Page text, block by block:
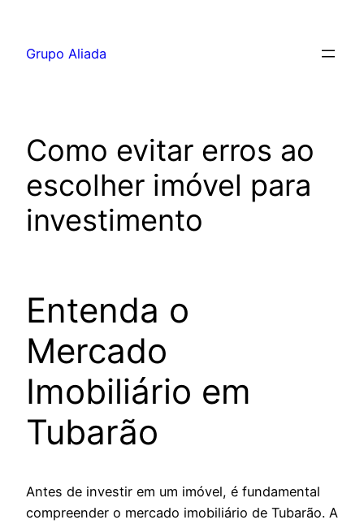
Grupo Aliada
Como evitar erros ao
escolher imóvel para
investimento
Entenda o
Mercado
Imobiliário em
Tubarão
Antes de investir em um imóvel, é fundamental
compreender o mercado imobiliário de Tubarão. A